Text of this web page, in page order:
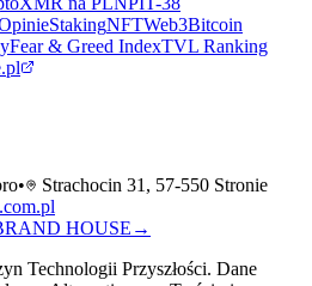
StakingNFTWeb3Bitcoin
Fear & Greed IndexTVL Ranking
•
Strachocin 31, 57-550 Stronie
HOUSE →
Technologii Przyszłości. Dane